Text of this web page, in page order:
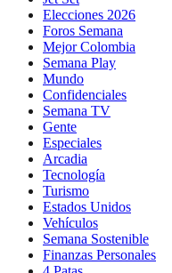
Elecciones 2026
Foros Semana
Mejor Colombia
Semana Play
Mundo
Confidenciales
Semana TV
Gente
Especiales
Arcadia
Tecnología
Turismo
Estados Unidos
Vehículos
Semana Sostenible
Finanzas Personales